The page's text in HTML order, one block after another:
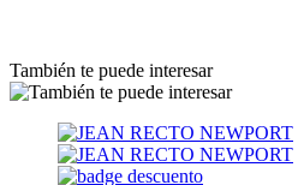
También te puede interesar